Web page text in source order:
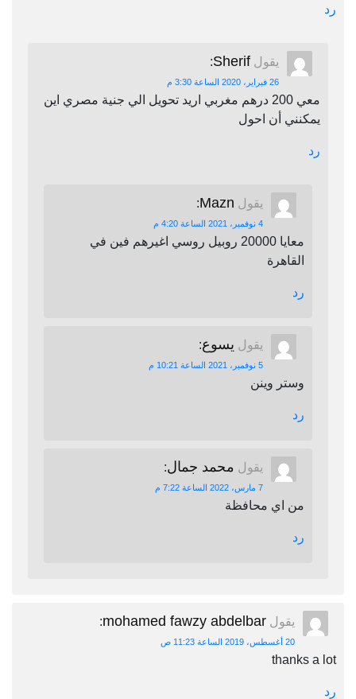
رد
يقول Sherif
:
26 فبراير، 2020 الساعة 3:30 م
معي 200 درهم مغربي اريد تحويل الي جنية مصري اين
يمكنني أن احول
رد
يقول Mazn
:
4 نوفمبر، 2021 الساعة 4:20 م
معايا 20000 روبيل روسي اغيرهم فين في
القاهرة
رد
يقول يسوع:
5 نوفمبر، 2021 الساعة 10:21 م
وستر وينن
رد
يقول محمد جمال:
7 مارس، 2022 الساعة 7:22 م
من اي محافظة
رد
يقول mohamed fawzy abdelbar
:
20 أغسطس، 2019 الساعة 11:23 ص
thanks a lot
رد